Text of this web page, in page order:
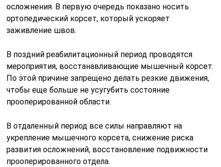
осложнения. В первую очередь показано носить
ортопедический корсет, который ускоряет
заживление швов.
В поздний реабилитационный период проводятся
мероприятия, восстанавливающие мышечный корсет.
По этой причине запрещено делать резкие движения,
чтобы еще больше не усугубить состояние
прооперированной области.
В отдаленный период все силы направляют на
укрепление мышечного корсета, снижение риска
развития осложнений, восстановление подвижности
прооперированного отдела.